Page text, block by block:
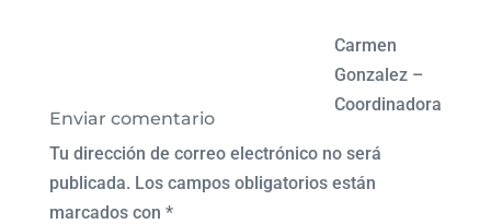
Carmen
Gonzalez –
Coordinadora
Enviar comentario
Tu dirección de correo electrónico no será
publicada. Los campos obligatorios están
marcados con *